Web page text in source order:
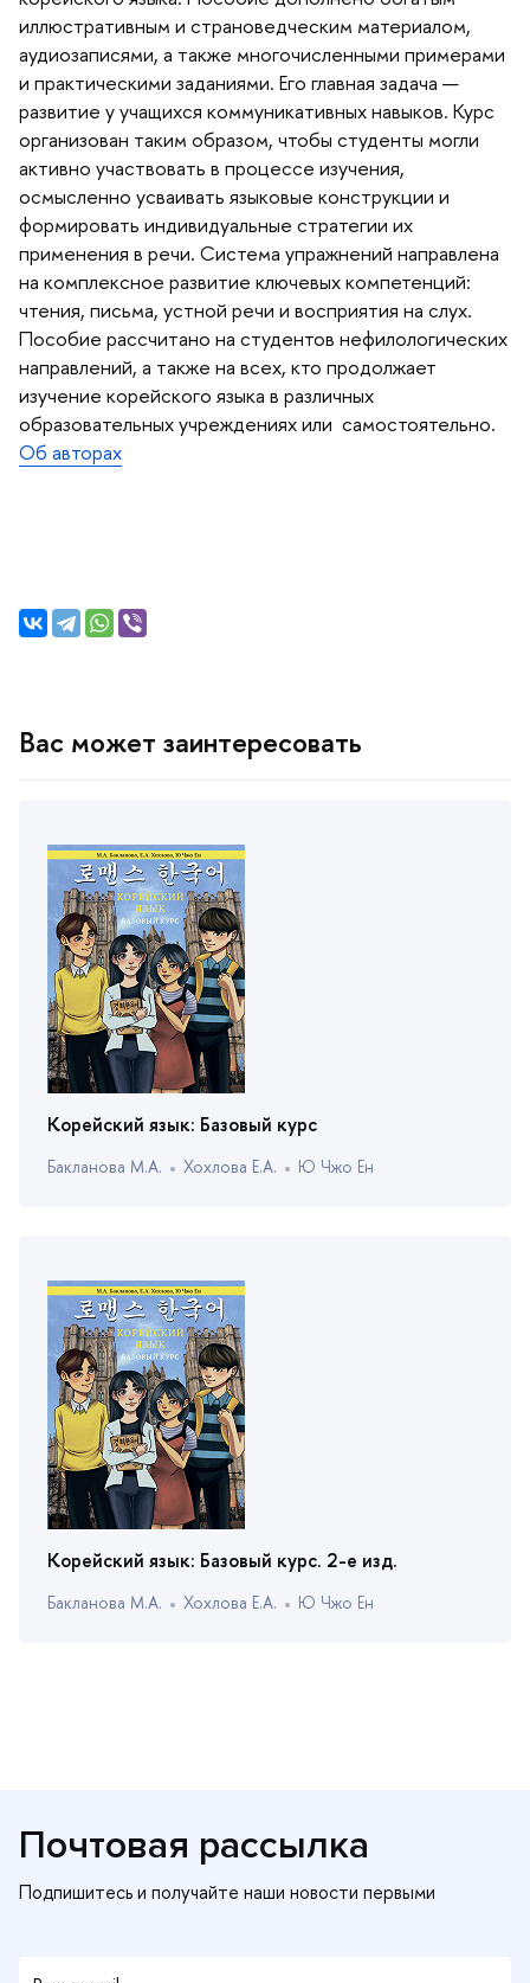
иллюстративным и страноведческим материалом,
аудиозаписями, а также многочисленными примерами
и практическими заданиями. Его главная задача —
развитие у учащихся коммуникативных навыков. Курс
организован таким образом, чтобы студенты могли
активно участвовать в процессе изучения,
осмысленно усваивать языковые конструкции и
формировать индивидуальные стратегии их
применения в речи. Система упражнений направлена
на комплексное развитие ключевых компетенций:
чтения, письма, устной речи и восприятия на слух.
Пособие рассчитано на студентов нефилологических
направлений, а также на всех, кто продолжает
изучение корейского языка в различных
образовательных учреждениях или самостоятельно.
Об авторах
ас может заинтересовать
Корейский язык: Базовый курс
Бакланова М.А. Хохлова Е.А. Ю Чжо Ен
Корейский язык: Базовый курс. 2-е изд.
Бакланова М.А. Хохлова Е.А. Ю Чжо Ен
Почтовая рассылка